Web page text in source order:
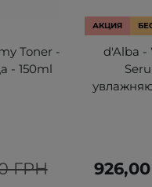
Toner -
- 150ml
ГРН
АКЦИЯ
d'Alba -